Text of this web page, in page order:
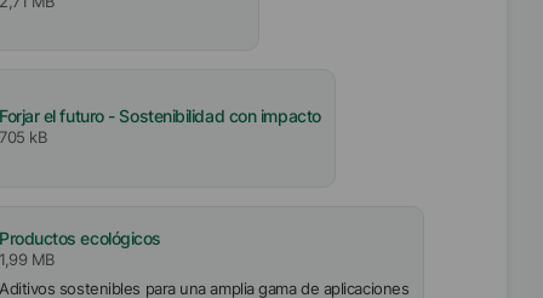
Forjar el futuro - Sostenibilidad con impacto
705 kB
Productos ecológicos
1,99 MB
Aditivos sostenibles para una amplia gama de aplicaciones